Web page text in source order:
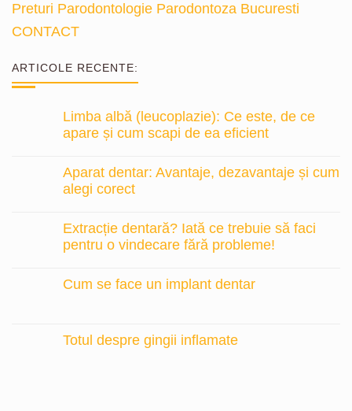
Preturi Parodontologie Parodontoza Bucuresti
CONTACT
ARTICOLE RECENTE:
Limba albă (leucoplazie): Ce este, de ce
apare și cum scapi de ea eficient
Aparat dentar: Avantaje, dezavantaje și cum
alegi corect
Extracție dentară? Iată ce trebuie să faci
pentru o vindecare fără probleme!
Cum se face un implant dentar
Totul despre gingii inflamate